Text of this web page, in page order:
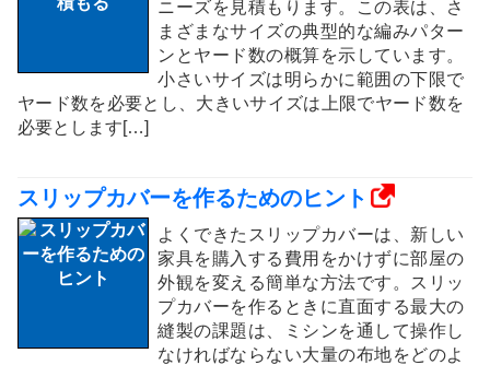
ニーズを見積もります。この表は、さ
まざまなサイズの典型的な編みパター
ンとヤード数の概算を示しています。
小さいサイズは明らかに範囲の下限で
ヤード数を必要とし、大きいサイズは上限でヤード数を
必要とします[…]
スリップカバーを作るためのヒント
よくできたスリップカバーは、新しい
家具を購入する費用をかけずに部屋の
外観を変える簡単な方法です。スリッ
プカバーを作るときに直面する最大の
縫製の課題は、ミシンを通して操作し
なければならない大量の布地をどのよ